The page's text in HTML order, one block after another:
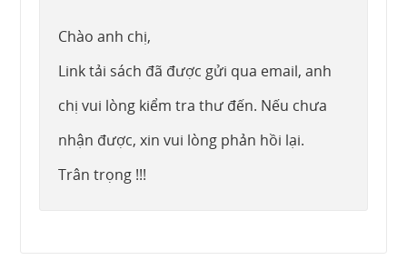
Chào anh chị,
Link tải sách đã được gửi qua email, anh
chị vui lòng kiểm tra thư đến. Nếu chưa
nhận được, xin vui lòng phản hồi lại.
Trân trọng !!!